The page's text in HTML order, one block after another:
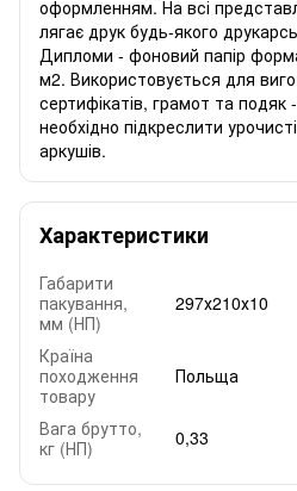
оформленням. На всі
лягає друк будь-якого
Дипломи - фоновий папір
м2. Використовується для
сертифікатів, грамот та
необхідно підкреслити
аркушів.
Характеристики
Габарити
пакування,
мм (НП)
297х210х10
Країна
походження
товару
Польща
Вага брутто,
кг (НП)
0,33